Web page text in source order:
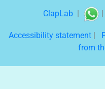
ClapLab | |
Accessibility statement|
from